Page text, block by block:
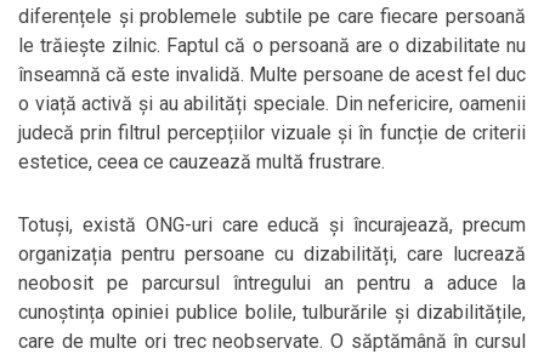
diferențele și problemele subtile pe care fiecare persoană
le trăiește zilnic. Faptul că o persoană are o dizabilitate nu
înseamnă că este invalidă. Multe persoane de acest fel duc
o viață activă și au abilități speciale. Din nefericire, oamenii
judecă prin filtrul percepțiilor vizuale și în funcție de criterii
estetice, ceea ce cauzează multă frustrare.
Totuși, există ONG-uri care educă și încurajează, precum
organizația pentru persoane cu dizabilități, care lucrează
neobosit pe parcursul întregului an pentru a aduce la
cunoștința opiniei publice bolile, tulburările și dizabilitățile,
care de multe ori trec neobservate. O săptămână în cursul